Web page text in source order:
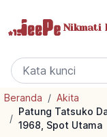
Nikmati
Beranda / Akita
/
Patung Tatsuko
1968, Spot Utama